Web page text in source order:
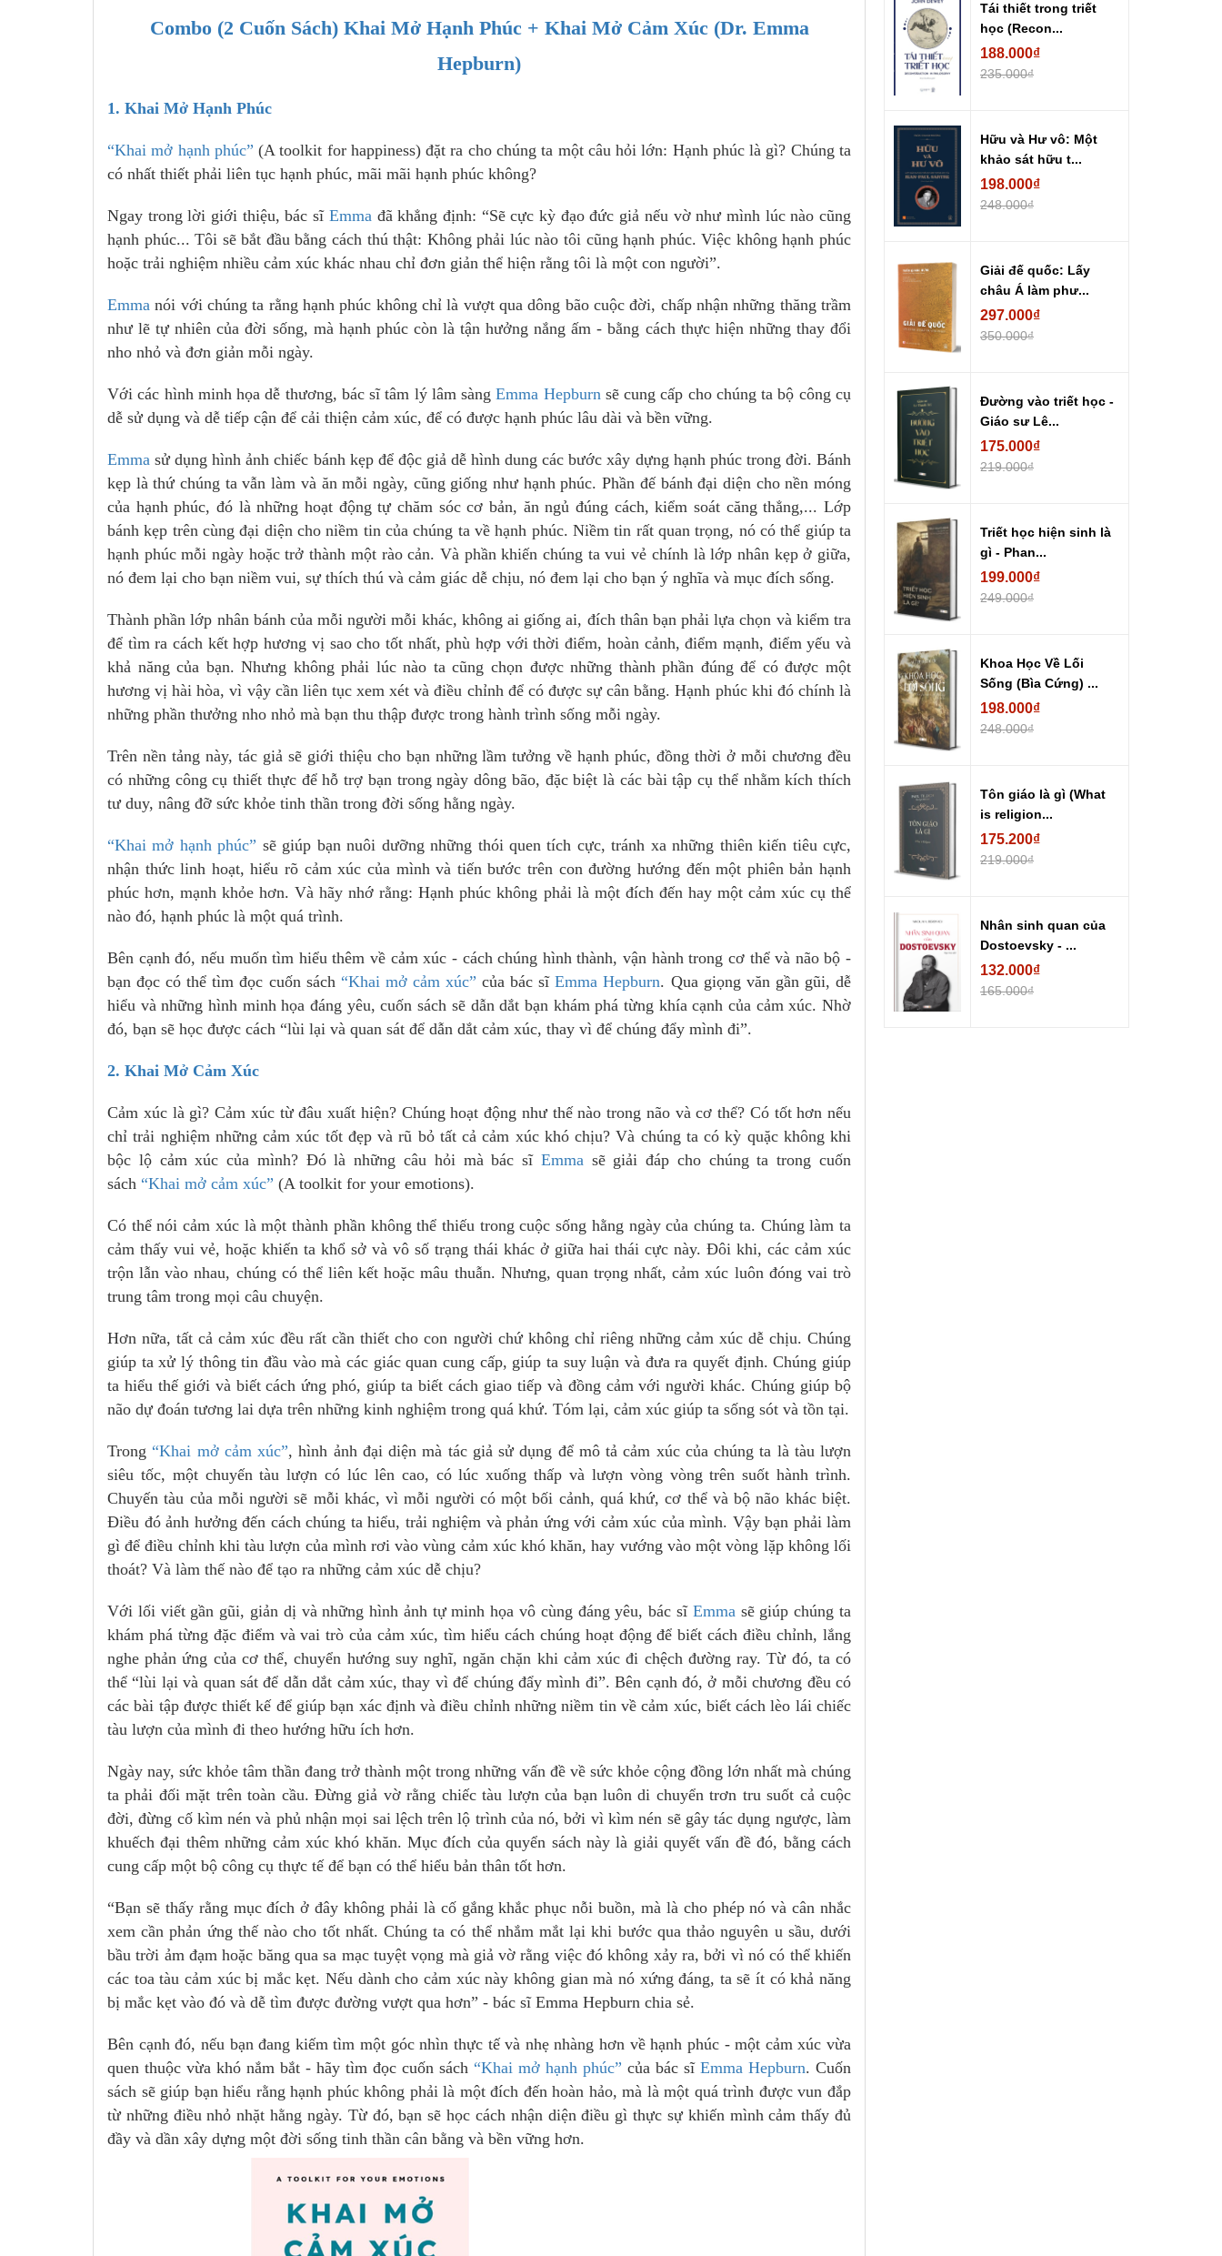
Combo (2 Cuốn Sách) Khai Mở Hạnh Phúc + Khai Mở Cảm Xúc (Dr. Emma
Hepburn)
1. Khai Mở Hạnh Phúc
“Khai mở hạnh phúc” (A toolkit for happiness) đặt ra cho chúng ta một câu hỏi lớn: Hạnh phúc là gì? Chúng ta
có nhất thiết phải liên tục hạnh phúc, mãi mãi hạnh phúc không?
Ngay trong lời giới thiệu, bác sĩ Emmađã khẳng định: “Sẽ cực kỳ đạo đức giả nếu vờ như mình lúc nào cũng
hạnh phúc... Tôi sẽ bắt đầu bằng cách thú thật: Không phải lúc nào tôi cũng hạnh phúc. Việc không hạnh phúc
hoặc trải nghiệm nhiều cảm xúc khác nhau chỉ đơn giản thể hiện rằng tôi là một con người”.
Emma nói với chúng ta rằng hạnh phúc không chỉ là vượt qua dông bão cuộc đời, chấp nhận những thăng trầm
như lẽ tự nhiên của đời sống, mà hạnh phúc còn là tận hưởng nắng ấm - bằng cách thực hiện những thay đổi
nho nhỏ và đơn giản mỗi ngày.
Với các hình minh họa dễ thương, bác sĩ tâm lý lâm sàngEmma Hepburnsẽ cung cấp cho chúng ta bộ công cụ
dễ sử dụng và dễ tiếp cận để cải thiện cảm xúc, để có được hạnh phúc lâu dài và bền vững.
Emma sử dụng hình ảnh chiếc bánh kẹp để độc giả dễ hình dung các bước xây dựng hạnh phúc trong đời. Bánh
kẹp là thứ chúng ta vẫn làm và ăn mỗi ngày, cũng giống như hạnh phúc. Phần đế bánh đại diện cho nền móng
của hạnh phúc, đó là những hoạt động tự chăm sóc cơ bản, ăn ngủ đúng cách, kiểm soát căng thẳng,... Lớp
bánh kẹp trên cùng đại diện cho niềm tin của chúng ta về hạnh phúc. Niềm tin rất quan trọng, nó có thể giúp ta
hạnh phúc mỗi ngày hoặc trở thành một rào cản. Và phần khiến chúng ta vui vẻ chính là lớp nhân kẹp ở giữa,
nó đem lại cho bạn niềm vui, sự thích thú và cảm giác dễ chịu, nó đem lại cho bạn ý nghĩa và mục đích sống.
Thành phần lớp nhân bánh của mỗi người mỗi khác, không ai giống ai, đích thân bạn phải lựa chọn và kiểm tra
để tìm ra cách kết hợp hương vị sao cho tốt nhất, phù hợp với thời điểm, hoàn cảnh, điểm mạnh, điểm yếu và
khả năng của bạn. Nhưng không phải lúc nào ta cũng chọn được những thành phần đúng để có được một
hương vị hài hòa, vì vậy cần liên tục xem xét và điều chỉnh để có được sự cân bằng. Hạnh phúc khi đó chính là
những phần thưởng nho nhỏ mà bạn thu thập được trong hành trình sống mỗi ngày.
Trên nền tảng này, tác giả sẽ giới thiệu cho bạn những lầm tưởng về hạnh phúc, đồng thời ở mỗi chương đều
có những công cụ thiết thực để hỗ trợ bạn trong ngày dông bão, đặc biệt là các bài tập cụ thể nhằm kích thích
tư duy, nâng đỡ sức khỏe tinh thần trong đời sống hằng ngày.
“Khai mở hạnh phúc” sẽ giúp bạn nuôi dưỡng những thói quen tích cực, tránh xa những thiên kiến tiêu cực,
nhận thức linh hoạt, hiểu rõ cảm xúc của mình và tiến bước trên con đường hướng đến một phiên bản hạnh
phúc hơn, mạnh khỏe hơn. Và hãy nhớ rằng: Hạnh phúc không phải là một đích đến hay một cảm xúc cụ thể
nào đó, hạnh phúc là một quá trình.
Bên cạnh đó, nếu muốn tìm hiểu thêm về cảm xúc - cách chúng hình thành, vận hành trong cơ thể và não bộ -
bạn đọc có thể tìm đọc cuốn sách “Khai mở cảm xúc” của bác sĩEmma Hepburn. Qua giọng văn gần gũi, dễ
hiểu và những hình minh họa đáng yêu, cuốn sách sẽ dẫn dắt bạn khám phá từng khía cạnh của cảm xúc. Nhờ
đó, bạn sẽ học được cách “lùi lại và quan sát để dẫn dắt cảm xúc, thay vì để chúng đẩy mình đi”.
2. Khai Mở Cảm Xúc
Cảm xúc là gì? Cảm xúc từ đâu xuất hiện? Chúng hoạt động như thế nào trong não và cơ thể? Có tốt hơn nếu
chỉ trải nghiệm những cảm xúc tốt đẹp và rũ bỏ tất cả cảm xúc khó chịu? Và chúng ta có kỳ quặc không khi
bộc lộ cảm xúc của mình? Đó là những câu hỏi mà bác sĩ Emmasẽ giải đáp cho chúng ta trong cuốn
sách “Khai mở cảm xúc” (A toolkit for your emotions).
Có thể nói cảm xúc là một thành phần không thể thiếu trong cuộc sống hằng ngày của chúng ta. Chúng làm ta
cảm thấy vui vẻ, hoặc khiến ta khổ sở và vô số trạng thái khác ở giữa hai thái cực này. Đôi khi, các cảm xúc
trộn lẫn vào nhau, chúng có thể liên kết hoặc mâu thuẫn. Nhưng, quan trọng nhất, cảm xúc luôn đóng vai trò
trung tâm trong mọi câu chuyện.
Hơn nữa, tất cả cảm xúc đều rất cần thiết cho con người chứ không chỉ riêng những cảm xúc dễ chịu. Chúng
giúp ta xử lý thông tin đầu vào mà các giác quan cung cấp, giúp ta suy luận và đưa ra quyết định. Chúng giúp
ta hiểu thế giới và biết cách ứng phó, giúp ta biết cách giao tiếp và đồng cảm với người khác. Chúng giúp bộ
não dự đoán tương lai dựa trên những kinh nghiệm trong quá khứ. Tóm lại, cảm xúc giúp ta sống sót và tồn tại.
Trong “Khai mở cảm xúc”, hình ảnh đại diện mà tác giả sử dụng để mô tả cảm xúc của chúng ta là tàu lượn
siêu tốc, một chuyến tàu lượn có lúc lên cao, có lúc xuống thấp và lượn vòng vòng trên suốt hành trình.
Chuyến tàu của mỗi người sẽ mỗi khác, vì mỗi người có một bối cảnh, quá khứ, cơ thể và bộ não khác biệt.
Điều đó ảnh hưởng đến cách chúng ta hiểu, trải nghiệm và phản ứng với cảm xúc của mình. Vậy bạn phải làm
gì để điều chỉnh khi tàu lượn của mình rơi vào vùng cảm xúc khó khăn, hay vướng vào một vòng lặp không lối
thoát? Và làm thế nào để tạo ra những cảm xúc dễ chịu?
Với lối viết gần gũi, giản dị và những hình ảnh tự minh họa vô cùng đáng yêu, bác sĩ Emmasẽ giúp chúng ta
khám phá từng đặc điểm và vai trò của cảm xúc, tìm hiểu cách chúng hoạt động để biết cách điều chỉnh, lắng
nghe phản ứng của cơ thể, chuyển hướng suy nghĩ, ngăn chặn khi cảm xúc đi chệch đường ray. Từ đó, ta có
thể “lùi lại và quan sát để dẫn dắt cảm xúc, thay vì để chúng đẩy mình đi”. Bên cạnh đó, ở mỗi chương đều có
các bài tập được thiết kế để giúp bạn xác định và điều chỉnh những niềm tin về cảm xúc, biết cách lèo lái chiếc
tàu lượn của mình đi theo hướng hữu ích hơn.
Ngày nay, sức khỏe tâm thần đang trở thành một trong những vấn đề về sức khỏe cộng đồng lớn nhất mà chúng
ta phải đối mặt trên toàn cầu. Đừng giả vờ rằng chiếc tàu lượn của bạn luôn di chuyển trơn tru suốt cả cuộc
đời, đừng cố kìm nén và phủ nhận mọi sai lệch trên lộ trình của nó, bởi vì kìm nén sẽ gây tác dụng ngược, làm
khuếch đại thêm những cảm xúc khó khăn. Mục đích của quyển sách này là giải quyết vấn đề đó, bằng cách
cung cấp một bộ công cụ thực tế để bạn có thể hiểu bản thân tốt hơn.
“Bạn sẽ thấy rằng mục đích ở đây không phải là cố gắng khắc phục nỗi buồn, mà là cho phép nó và cân nhắc
xem cần phản ứng thế nào cho tốt nhất. Chúng ta có thể nhắm mắt lại khi bước qua thảo nguyên u sầu, dưới
bầu trời ảm đạm hoặc băng qua sa mạc tuyệt vọng mà giả vờ rằng việc đó không xảy ra, bởi vì nó có thể khiến
các toa tàu cảm xúc bị mắc kẹt. Nếu dành cho cảm xúc này không gian mà nó xứng đáng, ta sẽ ít có khả năng
bị mắc kẹt vào đó và dễ tìm được đường vượt qua hơn” - bác sĩ Emma Hepburn chia sẻ.
Bên cạnh đó, nếu bạn đang kiếm tìm một góc nhìn thực tế và nhẹ nhàng hơn về hạnh phúc - một cảm xúc vừa
quen thuộc vừa khó nắm bắt - hãy tìm đọc cuốn sách “Khai mở hạnh phúc” của bác sĩ Emma Hepburn. Cuốn
sách sẽ giúp bạn hiểu rằng hạnh phúc không phải là một đích đến hoàn hảo, mà là một quá trình được vun đắp
từ những điều nhỏ nhặt hằng ngày. Từ đó, bạn sẽ học cách nhận diện điều gì thực sự khiến mình cảm thấy đủ
đầy và dần xây dựng một đời sống tinh thần cân bằng và bền vững hơn.
Tái thiết trong triết
học (Recon...
188.000₫
235.000₫
Hữu và Hư vô: Một
khảo sát hữu t...
198.000₫
248.000₫
Giải đế quốc: Lấy
châu Á làm phư...
297.000₫
350.000₫
Đường vào triết học -
Giáo sư Lê...
175.000₫
219.000₫
Triết học hiện sinh là
gì - Phan...
199.000₫
249.000₫
Khoa Học Về Lối
Sống (Bìa Cứng) ...
198.000₫
248.000₫
Tôn giáo là gì (What
is religion...
175.200₫
219.000₫
Nhân sinh quan của
Dostoevsky - ...
132.000₫
165.000₫